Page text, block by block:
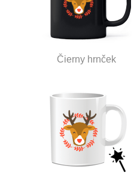
Čierny hrnček